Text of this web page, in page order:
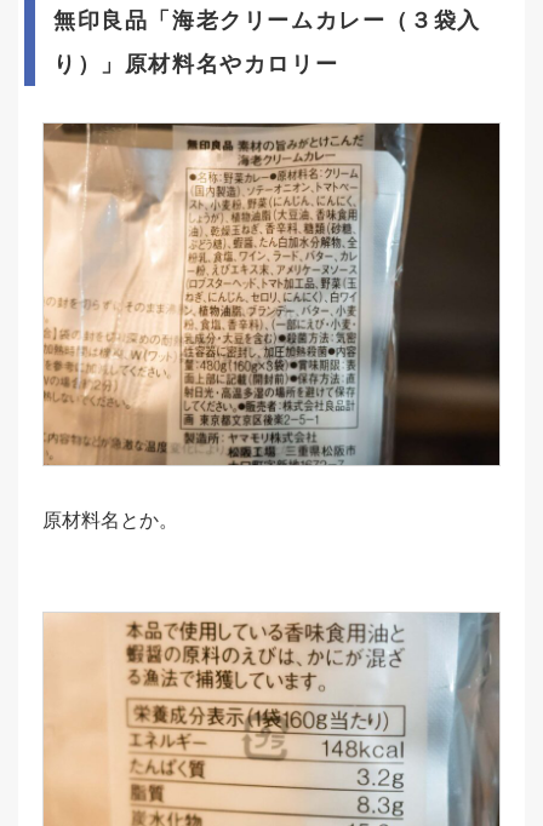
無印良品「海老クリームカレー（３袋入
り）」原材料名やカロリー
原材料名とか。